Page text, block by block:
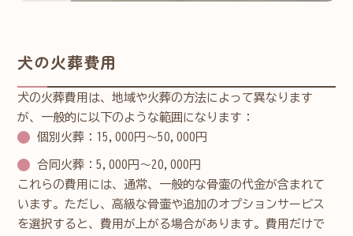
犬の火葬費用
犬の火葬費用は、地域や火葬の方法によって異なります
が、一般的に以下のような範囲になります：
個別火葬：15,000円～50,000円
合同火葬：5,000円～20,000円
これらの費用には、通常、一般的な骨壷の代金が含まれて
います。ただし、高級な骨壷や追加のオプションサービス
を選択すると、費用が上がる場合があります。費用だけで